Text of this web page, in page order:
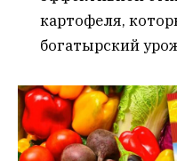
картофеля,
богатырский